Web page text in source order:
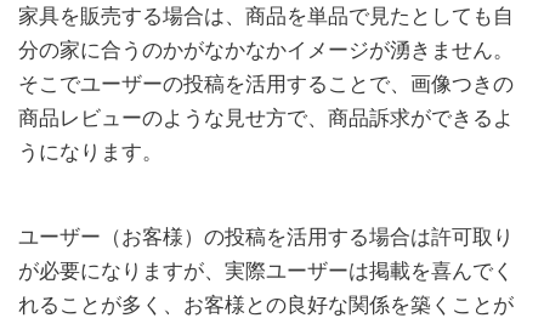
家具を販売する場合は、商品を単品で見たとしても自
分の家に合うのかがなかなかイメージが湧きません。
そこでユーザーの投稿を活用することで、画像つきの
商品レビューのような見せ方で、商品訴求ができるよ
うになります。
ユーザー（お客様）の投稿を活用する場合は許可取り
が必要になりますが、実際ユーザーは掲載を喜んでく
れることが多く、お客様との良好な関係を築くことが